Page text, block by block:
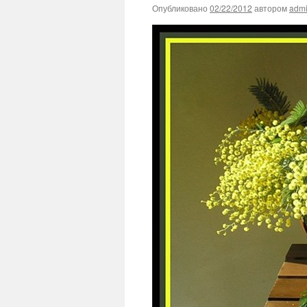
Опубликовано 02/22/2012 автором